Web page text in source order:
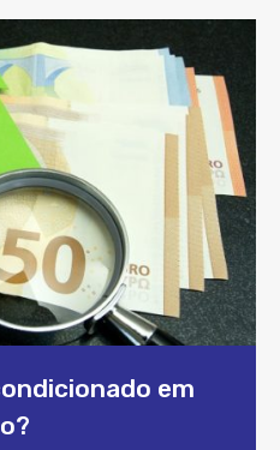
em